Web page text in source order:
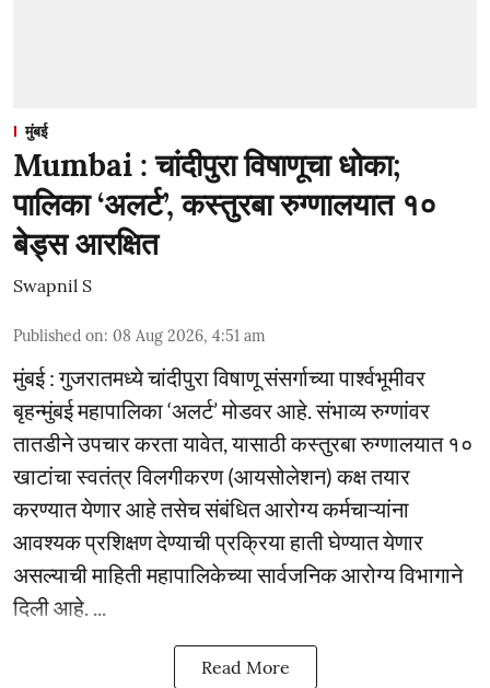
मुंबई
Mumbai : चांदीपुरा विषाणूचा धोका;
पालिका ‘अलर्ट’, कस्तुरबा रुग्णालयात १०
बेड्स आरक्षित
Swapnil S
Published on: 08 Aug 2026, 4:51 am
मुंबई : गुजरातमध्ये चांदीपुरा विषाणू संसर्गाच्या पार्श्वभूमीवर
बृहन्मुंबई महापालिका ‘अलर्ट’ मोडवर आहे. संभाव्य रुग्णांवर
तातडीने उपचार करता यावेत, यासाठी कस्तुरबा रुग्णालयात १०
खाटांचा स्वतंत्र विलगीकरण (आयसोलेशन) कक्ष तयार
करण्यात येणार आहे तसेच संबंधित आरोग्य कर्मचाऱ्यांना
आवश्यक प्रशिक्षण देण्याची प्रक्रिया हाती घेण्यात येणार
असल्याची माहिती महापालिकेच्या सार्वजनिक आरोग्य विभागाने
दिली आहे. ...
Read More